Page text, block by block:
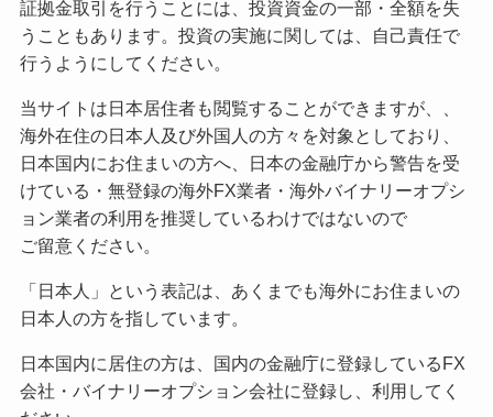
証拠金取引を行うことには、投資資金の一部・全額を失
うこともあります。投資の実施に関しては、自己責任で
行うようにしてください。
当サイトは日本居住者も閲覧することができますが、、
海外在住の日本人及び外国人の方々を対象としており、
日本国内にお住まいの方へ、日本の金融庁から警告を受
けている・無登録の海外FX業者・海外バイナリーオプシ
ョン業者の利用を推奨しているわけではないので
ご留意ください。
「日本人」という表記は、あくまでも海外にお住まいの
日本人の方を指しています。
日本国内に居住の方は、国内の金融庁に登録しているFX
会社・バイナリーオプション会社に登録し、利用してく